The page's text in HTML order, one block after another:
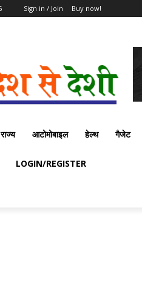
Sign in / Join Buy now!
राज्य आटोमोबाइल हेल्थ गैजेट
LOGIN/REGISTER